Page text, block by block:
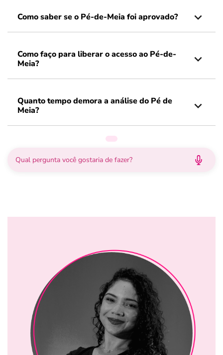
Como saber se o Pé-de-Meia foi aprovado?
Como faço para liberar o acesso ao Pé-de-
Meia?
Quanto tempo demora a análise do Pé de
Meia?